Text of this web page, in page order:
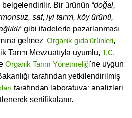
Bir ürünün “doğal,
saf, iyi tarım, köy ürünü,
gibi ifadelerle pazarlanması
gelmez. Organik gıda ürünleri,
Tarım Mevzuatıyla uyumlu, T.C.
Organik Tarım Yönetmeliği'ne uygun
tarafından yetkilendirilmiş
tarafından laboratuvar analizleri
sertifikalanır.